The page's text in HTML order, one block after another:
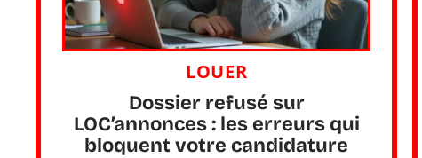
LOUER
Dossier refusé sur
LOC’annonces : les erreurs qui
bloquent votre candidature